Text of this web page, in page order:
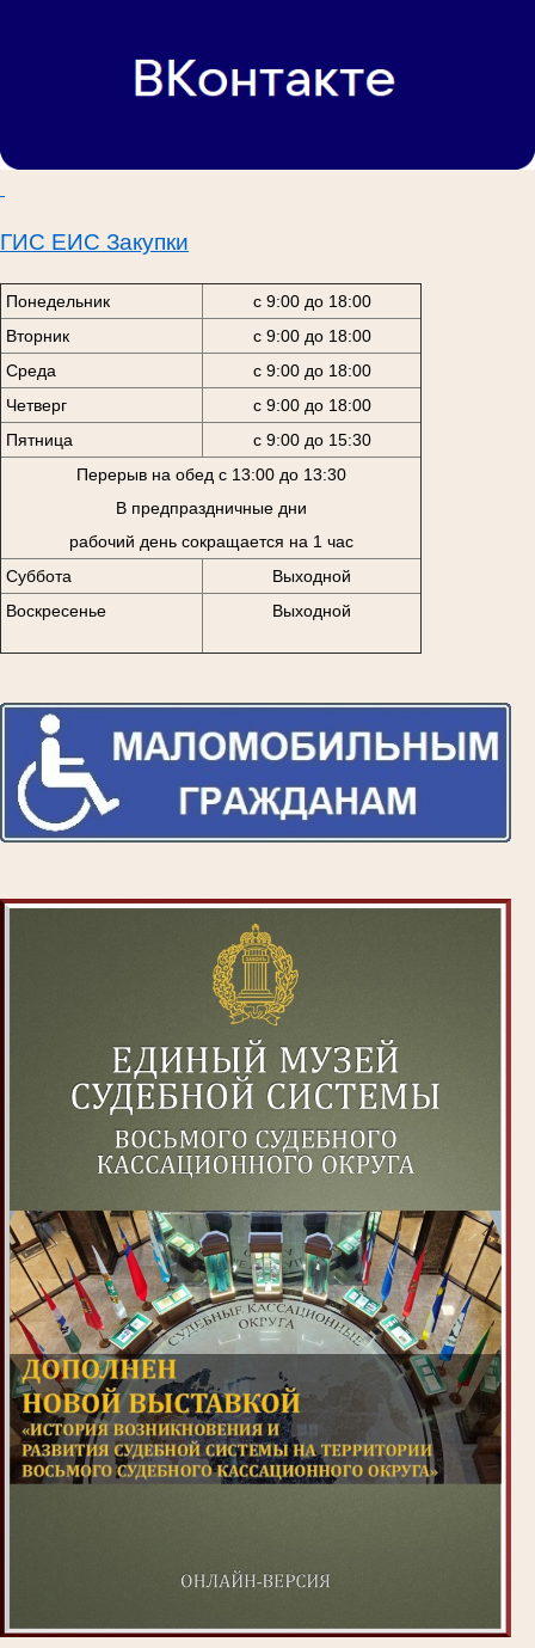
ГИС ЕИС Закупки
Понедельник
с 9:00 до 18:00
Вторник
с 9:00 до 18:00
Среда
с 9:00 до 18:00
Четверг
с 9:00 до 18:00
Пятница
с 9:00 до 15:30
Перерыв на обед с 13:00 до 13:30
В предпраздничные дни
рабочий день сокращается на 1 час
Суббота
Выходной
Воскресенье
Выходной